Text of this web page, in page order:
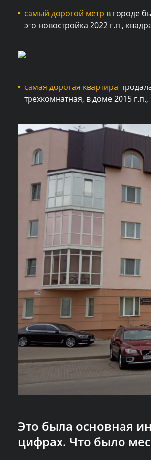
самый дорогой метр в городе
это новостройка 2022 г.п.,
самая дорогая квартира
трехкомнатная, в доме 2015
Это была основная
цифрах. Что было